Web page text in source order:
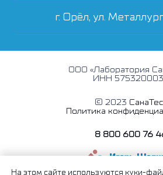
г. Орёл, ул.
ООО «Лаборатория
ИНН
© 2023
Политика
8 800 600 76
На этом сайте используются куки-